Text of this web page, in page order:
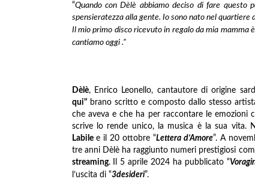
“Quando con Dèlè abbiamo deciso di fare questo
spensieratezza alla gente. Io sono nato nel quartiere
Il mio primo disco ricevuto in regalo da mia mamma
cantiamo oggi .”
Dèlè, Enrico Leonello, cantautore di origine
qui" brano scritto e composto dallo stesso
che aveva e che ha per raccontare le
scrive lo rende unico, la musica è la sua vita.
Labilee il 20 ottobre “Lettera d’Amore”. A
tre anni Dèlè ha raggiunto numeri prestigiosi
streaming. Il 5 aprile 2024 ha pubblicato “
l’uscita di “3desideri”.